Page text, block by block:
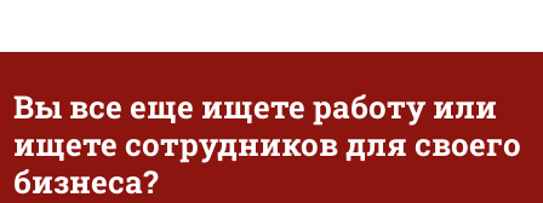
Вы все еще ищете работу или
ищете сотрудников для своего
бизнеса?